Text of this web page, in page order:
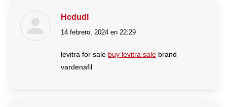
Hcdudl
dice:
14 febrero, 2024 en 22:29
levitra for sale buy levitra sale brand
vardenafil